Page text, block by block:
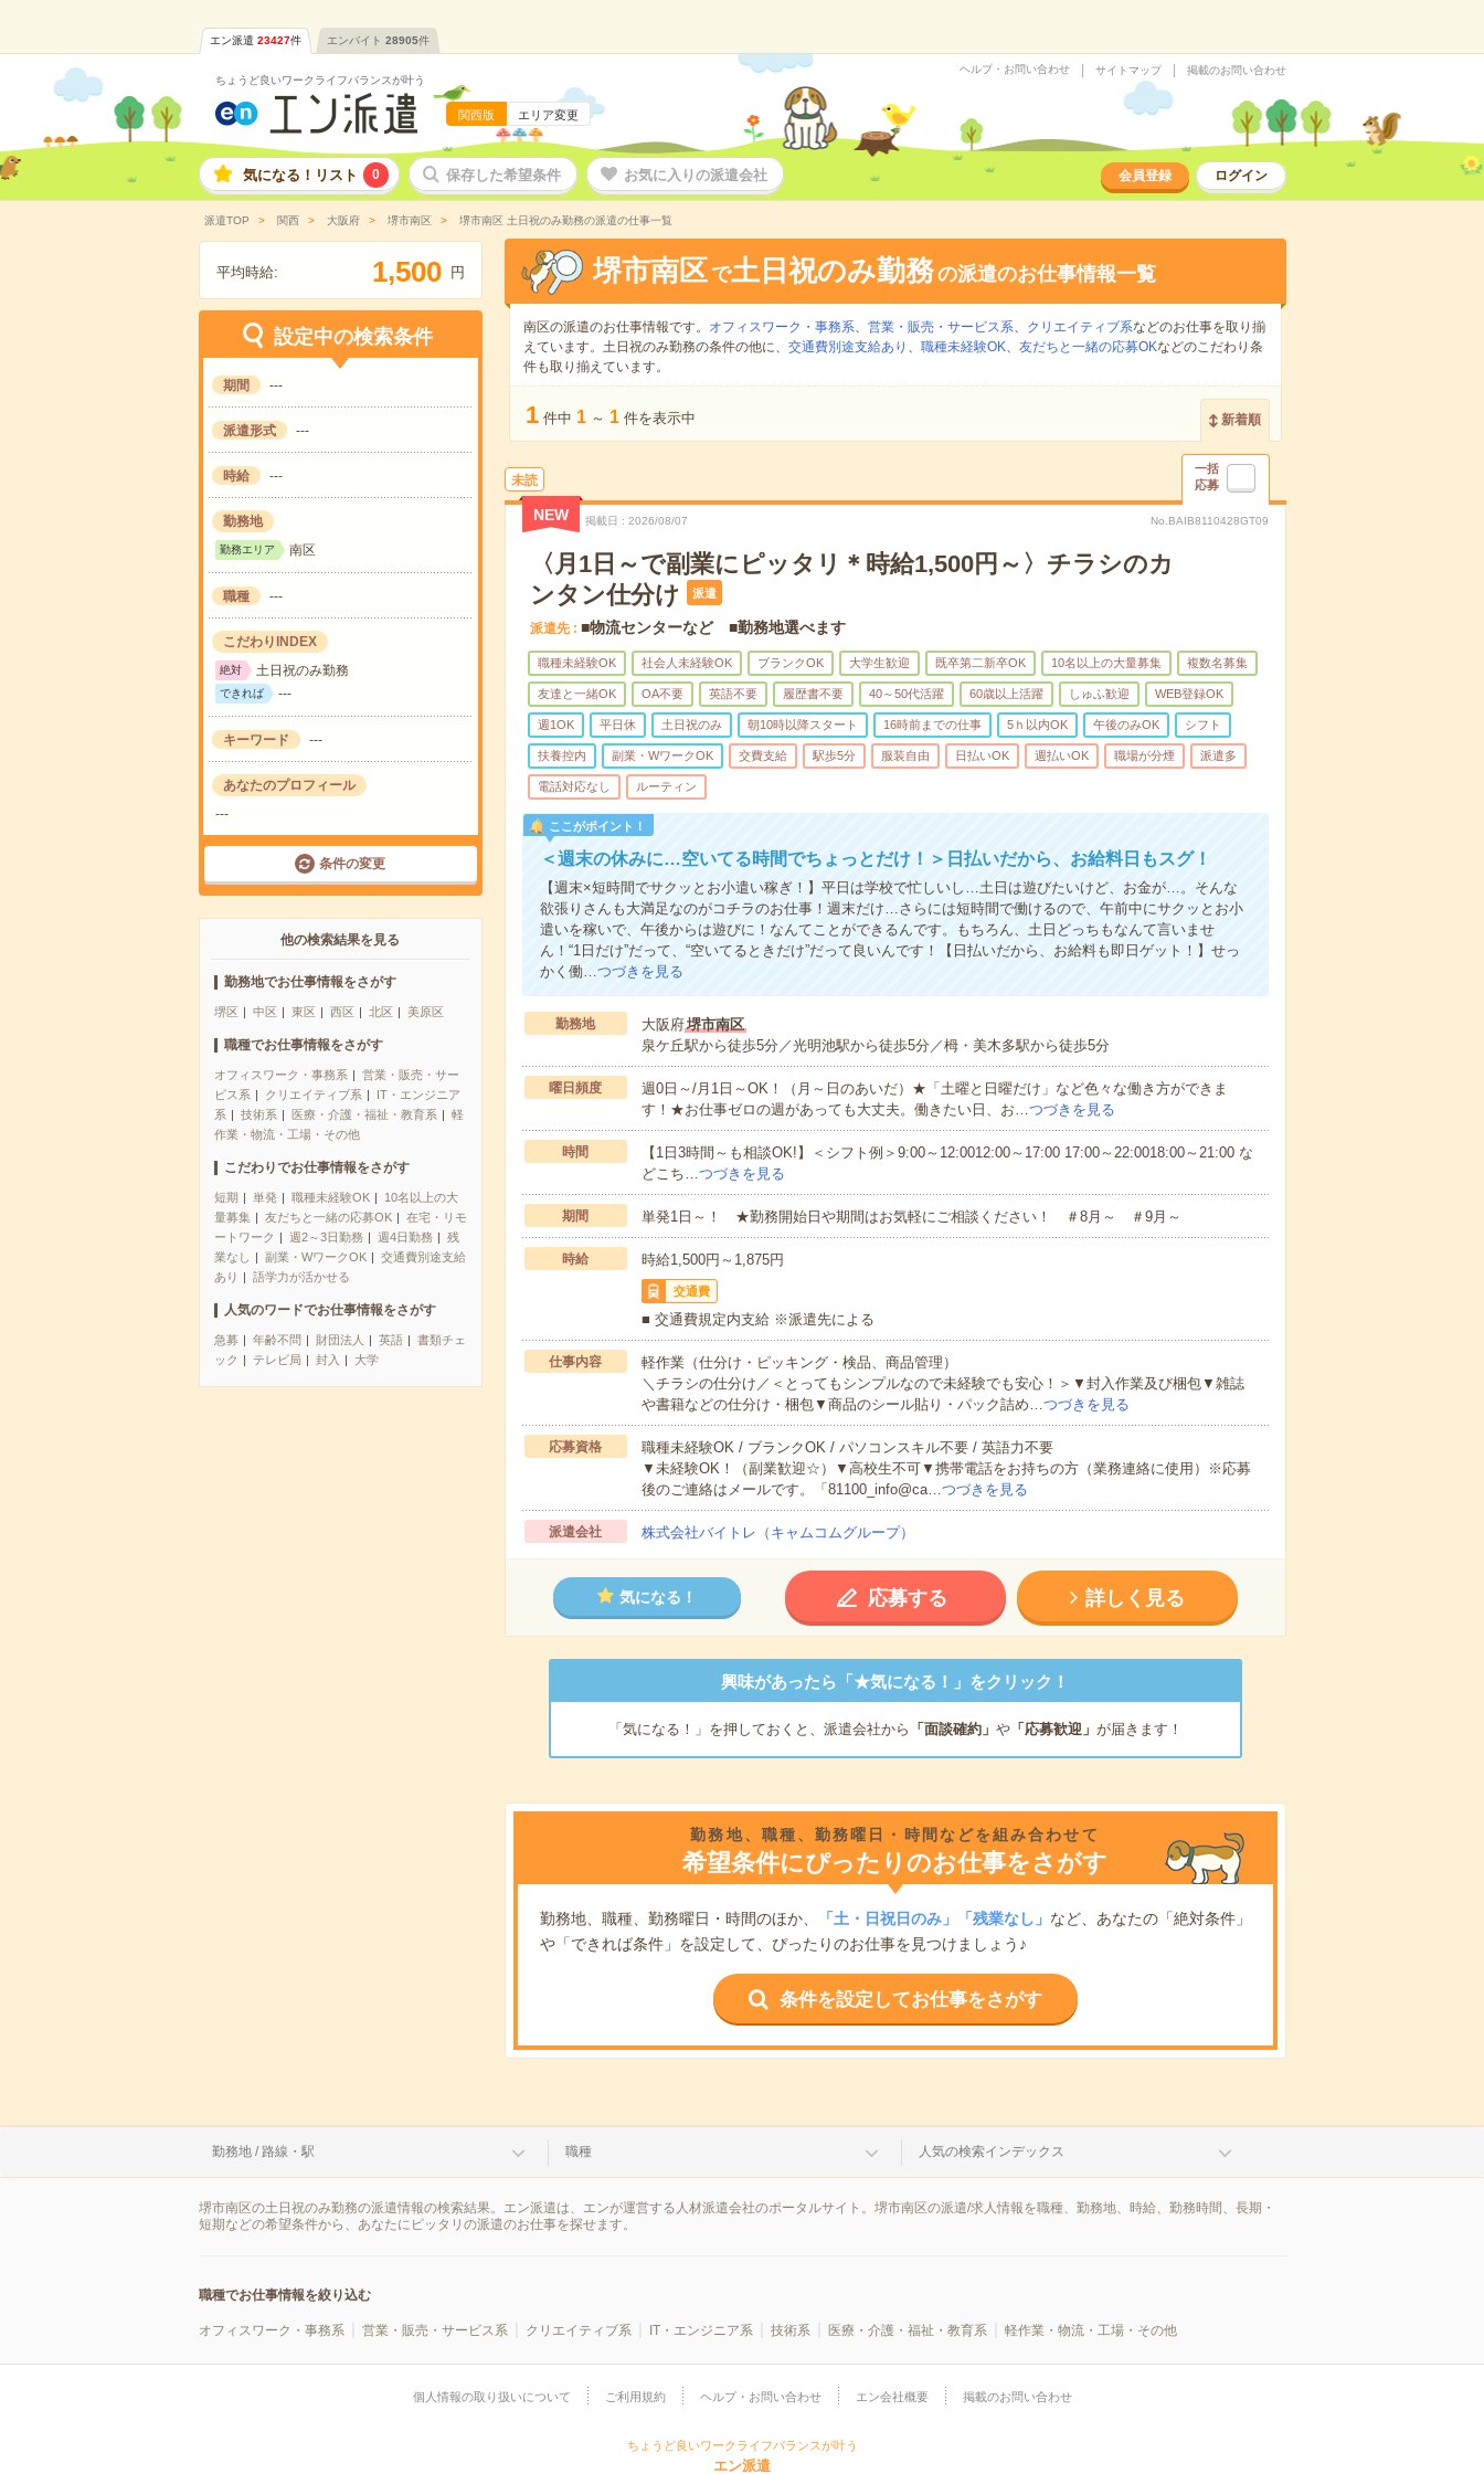
エン派遣 23427件 エンバイト 28905件
ちょうど良いワークライフバランスが叶う
関西版 エリア変更
ヘルプ・お問い合わせ サイトマップ 掲載のお問い合わせ
気になる！リスト 0 保存した希望条件 お気に入りの派遣会社 会員登録 ログイン
派遣TOP 関西 大阪府 堺市南区 堺市南区 土日祝のみ勤務の派遣の仕事一覧
平均時給: 1,500 円
設定中の検索条件
期間 ---
派遣形式 ---
時給 ---
勤務地
勤務エリア 南区
職種 ---
こだわりINDEX
絶対 土日祝のみ勤務
できれば ---
キーワード ---
あなたのプロフィール
---
条件の変更
他の検索結果を見る
勤務地でお仕事情報をさがす
堺区 中区 東区 西区 北区 美原区
職種でお仕事情報をさがす
オフィスワーク・事務系
営業・販売・サー
ビス系
クリエイティブ系
IT・エンジニア
系
技術系 医療・介護・福祉・教育系
軽
作業・物流・工場・その他
こだわりでお仕事情報をさがす
短期 単発 職種未経験OK
10名以上の大
量募集
友だちと一緒の応募OK
在宅・リモ
ートワーク
週2～3日勤務 週4日勤務
残
業なし
副業・WワークOK
交通費別途支給
あり
語学力が活かせる
人気のワードでお仕事情報をさがす
急募 年齢不問 財団法人 英語
書類チェ
ック
テレビ局 封入 大学
堺市南区 で土日祝のみ勤務の派遣のお仕事情報一覧
南区の派遣のお仕事情報です。 オフィスワーク・事務系、 営業・販売・サービス系、 クリエイティブ系などのお仕事を取り揃
えています。土日祝のみ勤務の条件の他に、 交通費別途支給あり 、 職種未経験OK、 友だちと一緒の応募OKなどのこだわり条
件も取り揃えています。
1 件中 1 ～ 1 件を表示中 新着順
未読
一括
応募
NEW 掲載日 2026/08/07 No.BAIB8110428GT09
〈月1日～で副業にピッタリ＊時給1,500円～〉チラシのカ
ンタン仕分け
派遣
派遣先 ■物流センターなど ■勤務地選べます
職種未経験OK 社会人未経験OK ブランクOK 大学生歓迎 既卒第二新卒OK 10名以上の大量募集 複数名募集
友達と一緒OK OA不要 英語不要 履歴書不要 40～50代活躍 60歳以上活躍 しゅふ歓迎 WEB登録OK
週1OK 平日休 土日祝のみ 朝10時以降スタート 16時前までの仕事 5ｈ以内OK 午後のみOK シフト
扶養控内 副業・WワークOK 交費支給 駅歩5分 服装自由 日払いOK 週払いOK 職場が分煙 派遣多
電話対応なし ルーティン
ここがポイント！
＜週末の休みに…空いてる時間でちょっとだけ！＞日払いだから、お給料日もスグ！
【週末×短時間でサクッとお小遣い稼ぎ！】平日は学校で忙しいし…土日は遊びたいけど、お金が…。そんな
欲張りさんも大満足なのがコチラのお仕事！週末だけ…さらには短時間で働けるので、午前中にサクッとお小
遣いを稼いで、午後からは遊びに！なんてことができるんです。もちろん、土日どっちもなんて言いませ
ん！“1日だけ”だって、“空いてるときだけ”だって良いんです！【日払いだから、お給料も即日ゲット！】せっ
かく働…つづきを見る
勤務地 大阪府堺市南区
泉ケ丘駅から徒歩5分／光明池駅から徒歩5分／栂・美木多駅から徒歩5分
曜日頻度
週0日～/月1日～OK！（月～日のあいだ）★「土曜と日曜だけ」など色々な働き方ができま
す！★お仕事ゼロの週があっても大丈夫。働きたい日、お…つづきを見る
時間
【1日3時間～も相談OK!】＜シフト例＞9:00～12:0012:00～17:00 17:00～22:0018:00～21:00 な
どこち…つづきを見る
期間 単発1日～！ ★勤務開始日や期間はお気軽にご相談ください！ ＃8月～ ＃9月～
時給 時給1,500円～1,875円
交通費
■ 交通費規定内支給 ※派遣先による
仕事内容
軽作業（仕分け・ピッキング・検品、商品管理）
＼チラシの仕分け／＜とってもシンプルなので未経験でも安心！＞▼封入作業及び梱包▼雑誌
や書籍などの仕分け・梱包▼商品のシール貼り・パック詰め…つづきを見る
応募資格
職種未経験OK / ブランクOK / パソコンスキル不要 / 英語力不要
▼未経験OK！（副業歓迎☆）▼高校生不可▼携帯電話をお持ちの方（業務連絡に使用）※応募
後のご連絡はメールです。「81100_info@ca…つづきを見る
派遣会社 株式会社バイトレ（キャムコムグループ）
気になる！ 応募する 詳しく見る
興味があったら「★気になる！」をクリック！
「気になる！」を押しておくと、派遣会社から 「面談確約」 や「応募歓迎」 が届きます！
勤務地、職種、勤務曜日・時間などを組み合わせて
希望条件にぴったりのお仕事をさがす
勤務地、職種、勤務曜日・時間のほか、 「土・日祝日のみ」「残業なし」 など、あなたの「絶対条件」
や「できれば条件」を設定して、ぴったりのお仕事を見つけましょう♪
条件を設定してお仕事をさがす
勤務地 / 路線・駅 職種 人気の検索インデックス
堺市南区の土日祝のみ勤務の派遣情報の検索結果。エン派遣は、エンが運営する人材派遣会社のポータルサイト。堺市南区の派遣/求人情報を職種、勤務地、時給、勤務時間、長期・
短期などの希望条件から、あなたにピッタリの派遣のお仕事を探せます。
職種でお仕事情報を絞り込む
オフィスワーク・事務系 営業・販売・サービス系 クリエイティブ系 IT・エンジニア系 技術系 医療・介護・福祉・教育系 軽作業・物流・工場・その他
個人情報の取り扱いについて ご利用規約 ヘルプ・お問い合わせ エン会社概要 掲載のお問い合わせ
ちょうど良いワークライフバランスが叶う
エン派遣